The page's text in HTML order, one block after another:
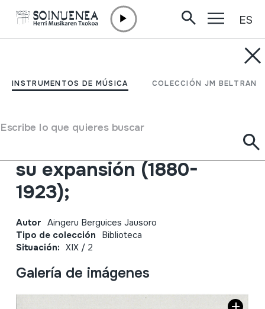
INSTRUMENTOS DE MÚSICA COLECCIÓN JM BELTRAN
Escribe lo que quieres buscar
ES
Inicio y éxito del
Herria: el baile de La
Casilla de Bilbao, cuna de
su expansión (1880-
1923);
Autor Aingeru Berguices Jausoro
Tipo de colección Biblioteca
Situación: XIX / 2
Galería de imágenes